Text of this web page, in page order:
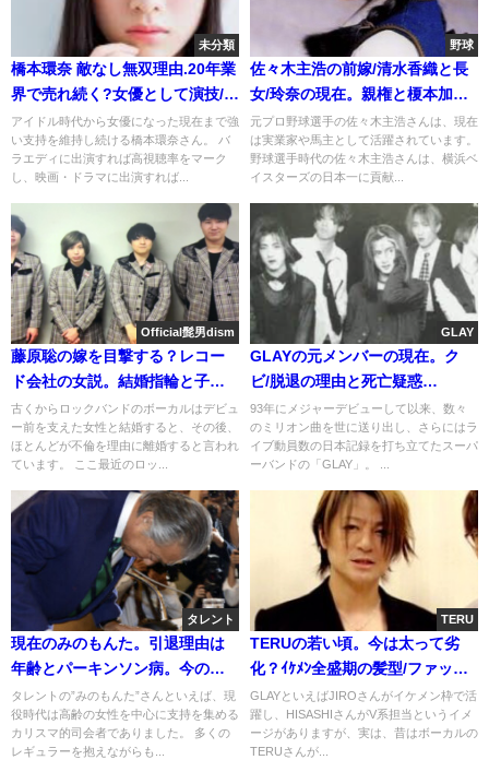
未分類
橋本環奈 敵なし無双理由.20年業
界で売れ続く?女優として演技/ﾋｯ
ﾄ作
アイドル時代から女優になった現在まで強
い支持を維持し続ける橋本環奈さん。 バ
ラエディに出演すれば高視聴率をマーク
し、映画・ドラマに出演すれば...
野球
佐々木主浩の前嫁/清水香織と長
女/玲奈の現在。親権と榎本加奈
子との確執
元プロ野球選手の佐々木主浩さんは、現在
は実業家や馬主として活躍されています。
野球選手時代の佐々木主浩さんは、横浜ベ
イスターズの日本一に貢献...
Official髭男dism
藤原聡の嫁を目撃する？レコー
ド会社の女説。結婚指輪と子
供。不倫/離婚の可能性?
古くからロックバンドのボーカルはデビュ
ー前を支えた女性と結婚すると、その後、
ほとんどが不倫を理由に離婚すると言われ
ています。 ここ最近のロッ...
GLAY
GLAYの元メンバーの現在。ク
ビ/脱退の理由と死亡疑惑
(shingo,iso,Akira)
93年にメジャーデビューして以来、数々
のミリオン曲を世に送り出し、さらにはラ
イブ動員数の日本記録を打ち立てたスーパ
ーバンドの「GLAY」。 ...
タレント
現在のみのもんた。引退理由は
年齢とパーキンソン病。今の病
気[死なない]
タレントの”みのもんた”さんといえば、現
役時代は高齢の女性を中心に支持を集める
カリスマ的司会者でありました。 多くの
レギュラーを抱えながらも...
TERU
TERUの若い頃。今は太って劣
化？ｲｹﾒﾝ全盛期の髪型/ファッシ
ョン比較[画像]
GLAYといえばJIROさんがイケメン枠で活
躍し、HISASHIさんがV系担当というイメ
ージがありますが、実は、昔はボーカルの
TERUさんが...